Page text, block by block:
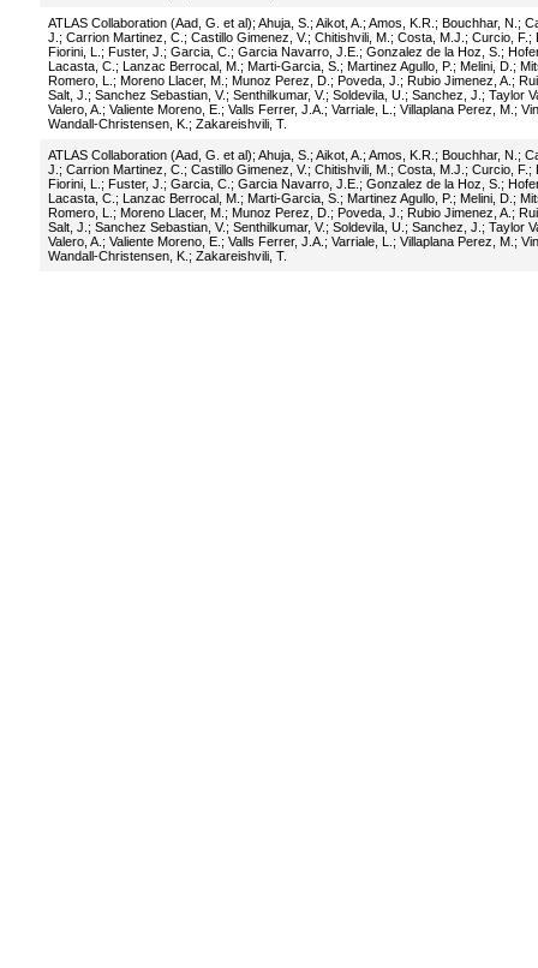
ATLAS Collaboration (Aad, G. et al); Ahuja, S. ; Aikot, A. ; Amos, K.R. ; Bouchhar, N. ;
J. ; Carrion Martinez, C. ; Castillo Gimenez, V.; Chitishvili, M. ; Costa, M.J. ; Curcio, F. ;
Fiorini, L.
; Fuster, J. ; Garcia, C. ; Garcia Navarro, J.E. ; Gonzalez de la Hoz, S. ;
Lacasta, C. ; Lanzac Berrocal, M. ; Marti-Garcia, S. ; Martinez Agullo, P. ; Melini, D. ;
Romero, L.
; Moreno Llacer, M. ; Munoz Perez, D. ; Poveda, J. ; Rubio Jimenez, A. ;
Salt, J. ; Sanchez Sebastian, V.; Senthilkumar, V.; Soldevila, U. ; Sanchez, J. ; Taylor
Valero, A. ; Valiente Moreno, E. ; Valls Ferrer, J.A. ; Varriale, L. ; Villaplana Perez, M. ;
Wandall-Christensen, K. ; Zakareishvili, T.
ATLAS Collaboration (Aad, G. et al); Ahuja, S. ; Aikot, A. ; Amos, K.R. ; Bouchhar, N. ;
J. ; Carrion Martinez, C. ; Castillo Gimenez, V.; Chitishvili, M. ; Costa, M.J. ; Curcio, F. ;
Fiorini, L.
; Fuster, J. ; Garcia, C. ; Garcia Navarro, J.E. ; Gonzalez de la Hoz, S. ;
Lacasta, C. ; Lanzac Berrocal, M. ; Marti-Garcia, S. ; Martinez Agullo, P. ; Melini, D. ;
Romero, L.
; Moreno Llacer, M. ; Munoz Perez, D. ; Poveda, J. ; Rubio Jimenez, A. ;
Salt, J. ; Sanchez Sebastian, V.; Senthilkumar, V.; Soldevila, U. ; Sanchez, J. ; Taylor
Valero, A. ; Valiente Moreno, E. ; Valls Ferrer, J.A. ; Varriale, L. ; Villaplana Perez, M. ;
Wandall-Christensen, K. ; Zakareishvili, T.